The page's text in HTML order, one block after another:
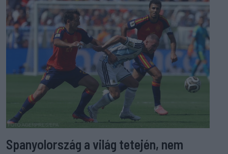
Spanyolország a világ tetején, nem